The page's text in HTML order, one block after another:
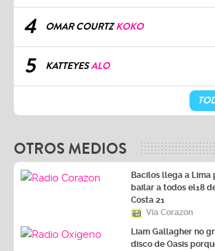
4 OMAR COURTZKOKO
5 KATTEYESALO
OTROS MEDIOS
Bacilos llega a Lima
bailar a todos el18
Costa 21
Vía Corazón
Liam Gallagher no
disco de Oasis